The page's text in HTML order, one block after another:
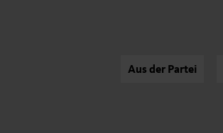
Aus der Partei